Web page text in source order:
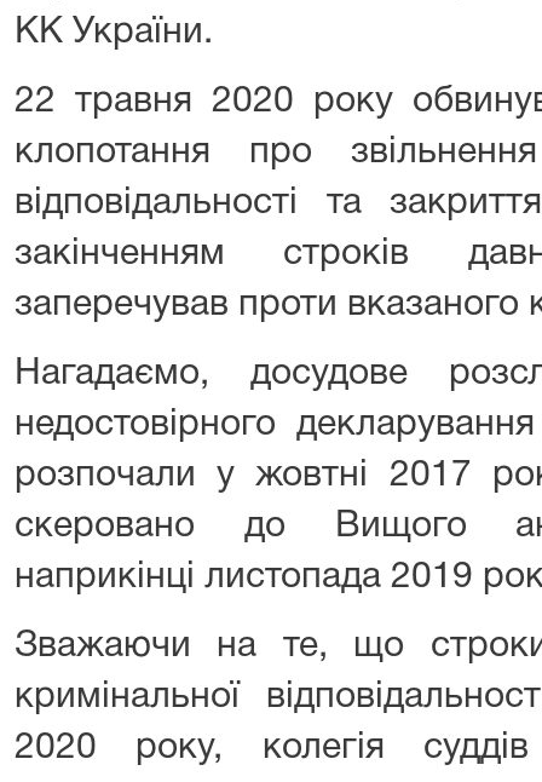
КК України.
22 травня 2020 року
клопотання про
відповідальності та
закінченням строків
заперечував проти вказаного
Нагадаємо, досудове
недостовірного
розпочали у жовтні 2017
скеровано до Вищого
наприкінці листопада 2019
Зважаючи на те, що
кримінальної
2020 року, колегія